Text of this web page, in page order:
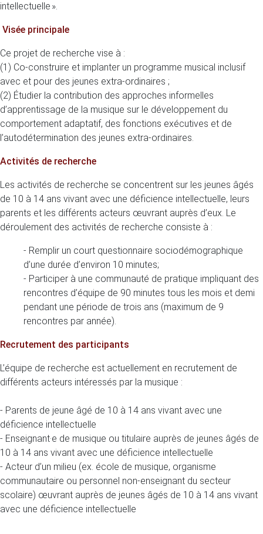
intellectuelle ».
Visée principale
Ce projet de recherche vise à :
(1) Co-construire et implanter un programme musical inclusif
avec et pour des jeunes extra-ordinaires ;
(2) Étudier la contribution des approches informelles
d’apprentissage de la musique sur le développement du
comportement adaptatif, des fonctions exécutives et de
l’autodétermination des jeunes extra-ordinaires.
Activités de recherche
Les activités de recherche se concentrent sur les jeunes âgés
de 10 à 14 ans vivant avec une déficience intellectuelle, leurs
parents et les différents acteurs œuvrant auprès d’eux. Le
déroulement des activités de recherche consiste à :
- Remplir un court questionnaire sociodémographique
d’une durée d’environ 10 minutes;
- Participer à une communauté de pratique impliquant des
rencontres d’équipe de 90 minutes tous les mois et demi
pendant une période de trois ans (maximum de 9
rencontres par année).
Recrutement des participants
L’équipe de recherche est actuellement en recrutement de
différents acteurs intéressés par la musique :
- Parents de jeune âgé de 10 à 14 ans vivant avec une
déficience intellectuelle
- Enseignant·e de musique ou titulaire auprès de jeunes âgés de
10 à 14 ans vivant avec une déficience intellectuelle
- Acteur d’un milieu (ex. école de musique, organisme
communautaire ou personnel non-enseignant du secteur
scolaire) œuvrant auprès de jeunes âgés de 10 à 14 ans vivant
avec une déficience intellectuelle